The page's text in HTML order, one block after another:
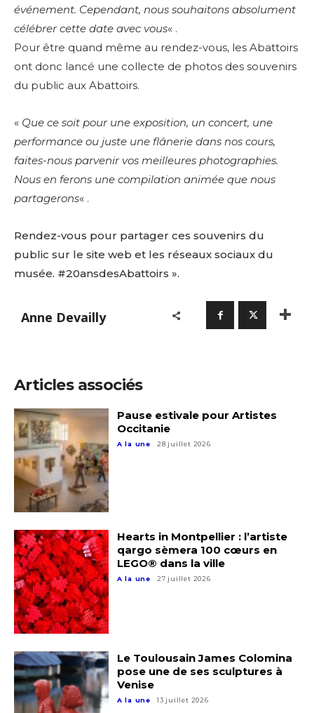
événement. Cependant, nous souhaitons absolument
célébrer cette date avec vous« .
Pour être quand même au rendez-vous, les Abattoirs
ont donc lancé une collecte de photos des souvenirs
du public aux Abattoirs.
« Que ce soit pour une exposition, un concert, une
performance ou juste une flânerie dans nos cours,
faites-nous parvenir vos meilleures photographies.
Nous en ferons une compilation animée que nous
partagerons« .
Rendez-vous pour partager ces souvenirs du
public sur le site web et les réseaux sociaux du
musée. #20ansdesAbattoirs ».
Anne Devailly
Articles associés
Pause estivale pour Artistes
Occitanie
A la une 28 juillet 2026
Hearts in Montpellier : l’artiste
qargo sèmera 100 cœurs en
LEGO® dans la ville
A la une 27 juillet 2026
Le Toulousain James Colomina
pose une de ses sculptures à
Venise
A la une 13 juillet 2026